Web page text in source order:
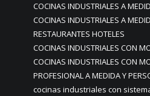
COCINAS INDUSTRIALES A
COCINAS INDUSTRIALES A
RESTAURANTES HOTELES
COCINAS INDUSTRIALES CON
COCINAS INDUSTRIALES CON
PROFESIONAL A MEDIDA Y
cocinas industriales con